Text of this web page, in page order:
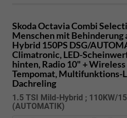
Skoda Octavia Combi
Menschen mit Behinderung
Hybrid 150PS DSG/
Climatronic, LED-
hinten, Radio 10" +
Tempomat, Multifunktions-
Dachreling
1.5 TSI Mild-Hybrid ; 110KW/
(AUTOMATIK)